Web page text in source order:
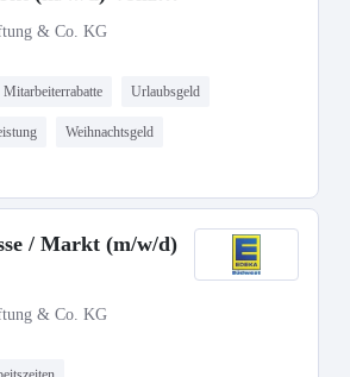
& Co. KG
Mitarbeiterrabatte Urlaubsgeld
Weihnachtsgeld
/ Markt (m/w/d)
& Co. KG